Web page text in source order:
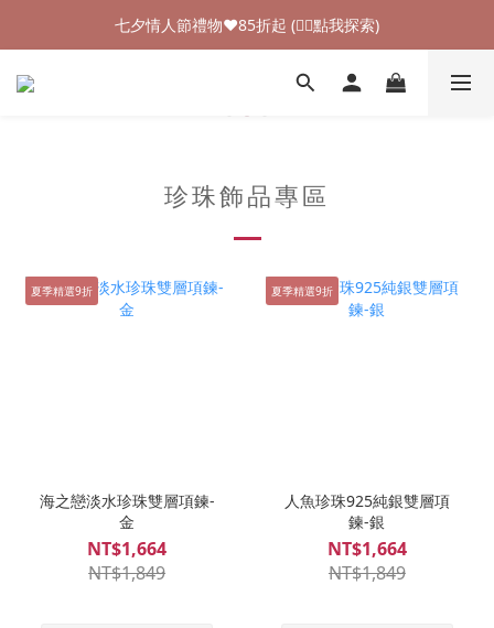
加入新會員領$100購物金💰 (👉🏻點我領取)
七夕情人節禮物❤85折起 (👉🏻點我探索)
加入新會員領$100購物金💰 (👉🏻點我領取)
珍珠飾品專區
夏季精選9折
海之戀淡水珍珠雙層項鍊-
金
NT$1,664
NT$1,849
夏季精選9折
人魚珍珠925純銀雙層項
鍊-銀
NT$1,664
NT$1,849